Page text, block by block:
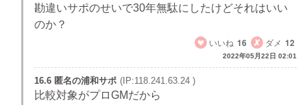
勘違いサポのせいで30年無駄にしたけどそれはいい
のか？
いいね 16 ダメ 12
2022年05月22日 02:01
16.6 匿名の浦和サポ (IP:118.241.63.24 )
比較対象がプロGMだから